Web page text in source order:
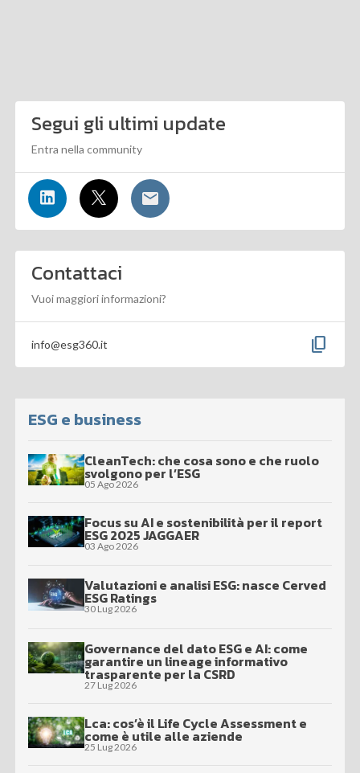
Segui gli ultimi update
Entra nella community
Contattaci
Vuoi maggiori informazioni?
info@esg360.it content_copy
ESG e business
CleanTech: che cosa sono e che ruolo
svolgono per l’ESG
05 Ago 2026
Focus su AI e sostenibilità per il report
ESG 2025 JAGGAER
03 Ago 2026
Valutazioni e analisi ESG: nasce Cerved
ESG Ratings
30 Lug 2026
Governance del dato ESG e AI: come
garantire un lineage informativo
trasparente per la CSRD
27 Lug 2026
Lca: cos’è il Life Cycle Assessment e
come è utile alle aziende
25 Lug 2026